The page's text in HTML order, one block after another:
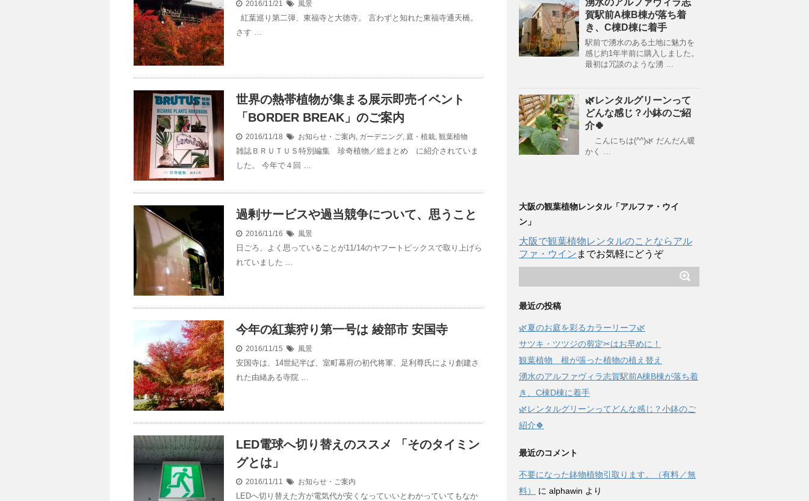
2016/11/21 風景
紅葉巡り第二弾、東福寺と大徳寺。 言わずと知れた東福寺通天橋。
さす …
世界の熱帯植物が集まる展示即売イベント
「BORDER BREAK」のご案内
2016/11/18 お知らせ・ご案内, ガーデニング, 庭・植栽, 観葉植物
雑誌ＢＲＵＴＵＳ特別編集 珍奇植物／総まとめ に紹介されていま
した。 今年で４回 …
過剰サービスや過当競争について、思うこと
2016/11/16 風景
日ごろ、よく思っていることが11/14のヤフートピックスで取り上げら
れていました …
今年の紅葉狩り第一号は 綾部市 安国寺
2016/11/15 風景
安国寺は、14世紀半ば、室町幕府の初代将軍、足利尊氏により創建さ
れた由緒ある寺院 …
LED電球へ切り替えのススメ 「そのタイミン
グとは」
2016/11/11 お知らせ・ご案内
LEDへ切り替えた方が電気代が安くなっていいとわかっていてもなか
湧水のアルファヴィラ志
賀駅前A棟B棟が落ち着
き、C棟D棟に着手
駅前で湧水のある土地に魅力を
感じ約1年半前に購入しました。
最初は冗談のような湧 …
🌿レンタルグリーンって
どんな感じ？小鉢のご紹
介🍀
こんにちは(^^)🌿 だんだん暖
かく …
大阪の観葉植物レンタル「アルファ・ウイ
ン」
大阪で観葉植物レンタルのことならアル
ファ・ウイン までお気軽にどうぞ
最近の投稿
🌿夏のお庭を彩るカラーリーフ🌿
サツキ・ツツジの剪定✂はお早めに！
観葉植物 根が張った植物の植え替え
湧水のアルファヴィラ志賀駅前A棟B棟が落ち着
き、C棟D棟に着手
🌿レンタルグリーンってどんな感じ？小鉢のご
紹介🍀
最近のコメント
不要になった鉢物植物引取ります。（有料／無
料）
に alphawin より